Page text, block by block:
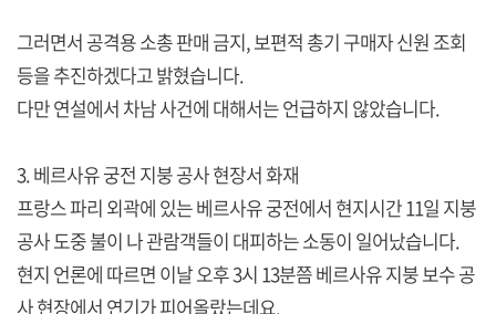
그러면서 공격용 소총 판매 금지, 보편적 총기 구매자 신원 조회
등을 추진하겠다고 밝혔습니다.
다만 연설에서 차남 사건에 대해서는 언급하지 않았습니다.
3. 베르사유 궁전 지붕 공사 현장서 화재
프랑스 파리 외곽에 있는 베르사유 궁전에서 현지시간 11일 지붕
공사 도중 불이 나 관람객들이 대피하는 소동이 일어났습니다.
현지 언론에 따르면 이날 오후 3시 13분쯤 베르사유 지붕 보수 공
사 현장에서 연기가 피어올랐는데요.